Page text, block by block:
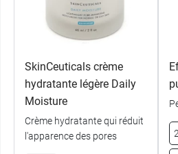
SkinCeuticals crème
hydratante légère Daily
Moisture
Crème hydratante qui réduit
l'apparence des pores